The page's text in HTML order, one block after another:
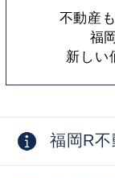
不動産
福
新しい
福岡R不